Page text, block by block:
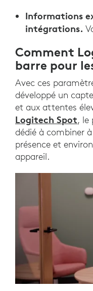
Informations
intégrations.
Comment
barre pour
Avec ces
développé un
et aux attentes
Logitech Spot, le
dédié à combiner
présence et
appareil.